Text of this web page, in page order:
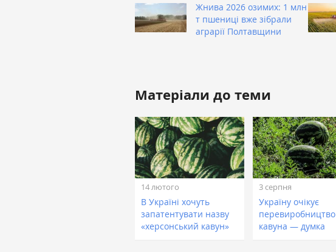
Жнива 2026 озимих: 1 млн
т пшениці вже зібрали
аграрії Полтавщини
Матеріали до теми
14 лютого
В Україні хочуть
запатентувати назву
«херсонський кавун»
3 серпня
Україну очікує
перевиробництво
кавуна — думка